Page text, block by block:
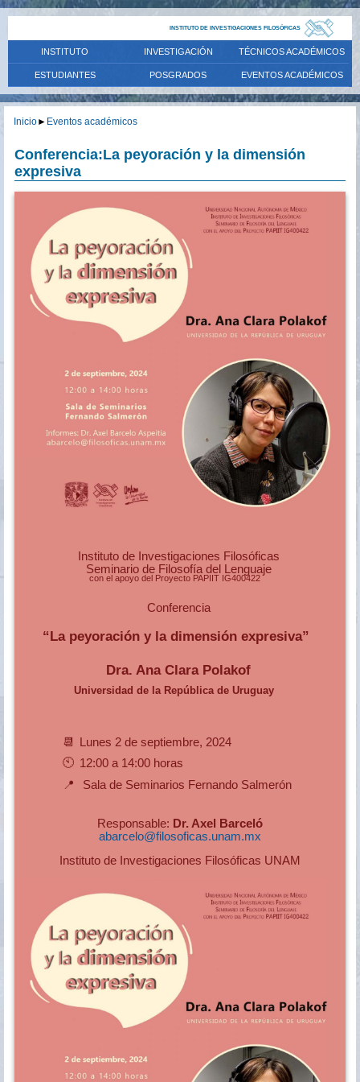
INSTITUTO DE INVESTIGACIONES FILOSÓFICAS
INSTITUTO INVESTIGACIÓN TÉCNICOS ACADÉMICOS
ESTUDIANTES POSGRADOS EVENTOS ACADÉMICOS
Inicio► Eventos académicos
Conferencia:La peyoración y la dimensión
expresiva
Instituto de Investigaciones Filosóficas
Seminario de Filosofía del Lenguaje
con el apoyo del Proyecto PAPIIT IG400422
Conferencia
“La peyoración y la dimensión expresiva”
Dra. Ana Clara Polakof
Universidad de la República de Uruguay
📆
Lunes 2 de septiembre, 2024
🕙 12:00 a 14:00 horas
📍
Sala de Seminarios Fernando Salmerón
Responsable: Dr. Axel Barceló
abarcelo@filosoficas.unam.mx
Instituto de Investigaciones Filosóficas UNAM